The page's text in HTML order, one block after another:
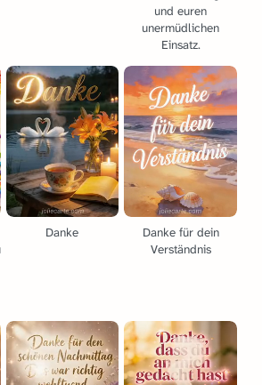
und euren
unermüdlichen
Einsatz.
Danke
Danke für dein
Verständnis